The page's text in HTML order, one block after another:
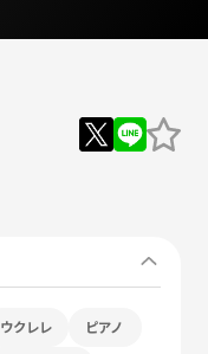
ウクレレ ピアノ